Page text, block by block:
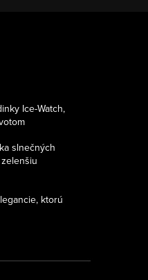
Ice-Watch,
slnečných
ktorú